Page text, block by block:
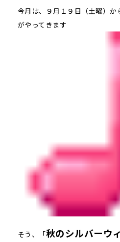
今月は、９月１９日（土曜）
がやってきます
そう、「秋のシルバーウ